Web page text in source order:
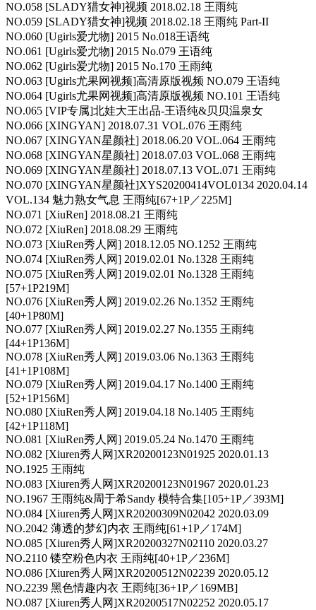
NO.058 [SLADY猎女神]视频 2018.02.18 王雨纯
NO.059 [SLADY猎女神]视频 2018.02.18 王雨纯 Part-II
NO.060 [Ugirls爱尤物] 2015 No.018王语纯
NO.061 [Ugirls爱尤物] 2015 No.079 王语纯
NO.062 [Ugirls爱尤物] 2015 No.170 王雨纯
NO.063 [Ugirls尤果网视频]高清原版视频 NO.079 王语纯
NO.064 [Ugirls尤果网视频]高清原版视频 NO.101 王语纯
NO.065 [VIP专属]北娃大王出品-王语纯&贝贝温泉女
NO.066 [XINGYAN] 2018.07.31 VOL.076 王雨纯
NO.067 [XINGYAN星颜社] 2018.06.20 VOL.064 王雨纯
NO.068 [XINGYAN星颜社] 2018.07.03 VOL.068 王雨纯
NO.069 [XINGYAN星颜社] 2018.07.13 VOL.071 王雨纯
NO.070 [XINGYAN星颜社]XYS20200414VOL0134 2020.04.14
VOL.134 魅力熟女气息 王雨纯[67+1P／225M]
NO.071 [XiuRen] 2018.08.21 王雨纯
NO.072 [XiuRen] 2018.08.29 王雨纯
NO.073 [XiuRen秀人网] 2018.12.05 NO.1252 王雨纯
NO.074 [XiuRen秀人网] 2019.02.01 No.1328 王雨纯
NO.075 [XiuRen秀人网] 2019.02.01 No.1328 王雨纯
[57+1P219M]
NO.076 [XiuRen秀人网] 2019.02.26 No.1352 王雨纯
[40+1P80M]
NO.077 [XiuRen秀人网] 2019.02.27 No.1355 王雨纯
[44+1P136M]
NO.078 [XiuRen秀人网] 2019.03.06 No.1363 王雨纯
[41+1P108M]
NO.079 [XiuRen秀人网] 2019.04.17 No.1400 王雨纯
[52+1P156M]
NO.080 [XiuRen秀人网] 2019.04.18 No.1405 王雨纯
[42+1P118M]
NO.081 [XiuRen秀人网] 2019.05.24 No.1470 王雨纯
NO.082 [Xiuren秀人网]XR20200123N01925 2020.01.13
NO.1925 王雨纯
NO.083 [Xiuren秀人网]XR20200123N01967 2020.01.23
NO.1967 王雨纯&周于希Sandy 模特合集[105+1P／393M]
NO.084 [Xiuren秀人网]XR20200309N02042 2020.03.09
NO.2042 薄透的梦幻内衣 王雨纯[61+1P／174M]
NO.085 [Xiuren秀人网]XR20200327N02110 2020.03.27
NO.2110 镂空粉色内衣 王雨纯[40+1P／236M]
NO.086 [Xiuren秀人网]XR20200512N02239 2020.05.12
NO.2239 黑色情趣内衣 王雨纯[36+1P／169MB]
NO.087 [Xiuren秀人网]XR20200517N02252 2020.05.17